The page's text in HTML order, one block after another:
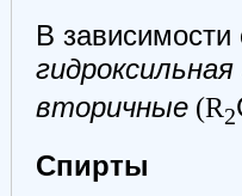
В зависимости
гидроксильная
вторичные (R2
Спирты